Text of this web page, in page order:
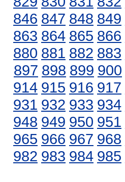
846 847 848 849
863 864 865 866
880 881 882 883
897 898 899 900
914 915 916 917
931 932 933 934
948 949 950 951
965 966 967 968
982 983 984 985